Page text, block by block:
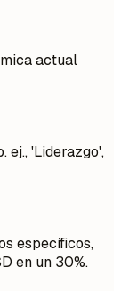
actual
ej., 'Liderazgo',
específicos,
en un 30%.